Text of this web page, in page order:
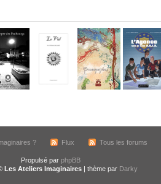
? Flux Tous les forums
Propulsé par phpBB
Les Ateliers Imaginaires | thème par Darky